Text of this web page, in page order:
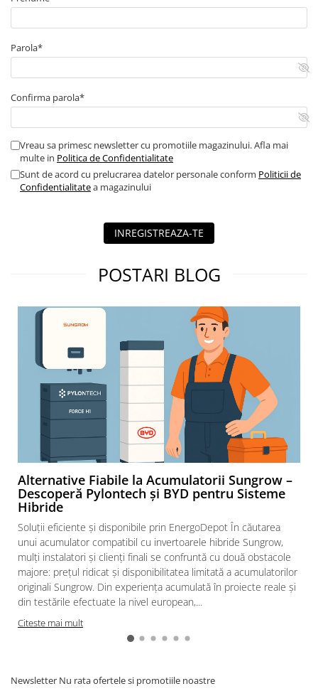
Parola*
Confirma parola*
Vreau sa primesc newsletter cu promotiile magazinului. Afla mai
multe in Politica de Confidentialitate
Sunt de acord cu prelucrarea datelor personale conform Politicii de
Confidentialitatea magazinului
INREGISTREAZA-TE
POSTARI BLOG
Alternative Fiabile la Acumulatorii Sungrow –
Descoperă Pylontech și BYD pentru Sisteme
Hibride
Soluții eficiente și disponibile prin EnergoDepot În căutarea
unui acumulator compatibil cu invertoarele hibride Sungrow,
mulți instalatori și clienți finali se confruntă cu două obstacole
majore: prețul ridicat și disponibilitatea limitată a acumulatorilor
originali Sungrow. Din experiența acumulată în proiecte reale și
din testările efectuate la nivel european,...
Citeste mai mult
Newsletter Nu rata ofertele si promotiile noastre